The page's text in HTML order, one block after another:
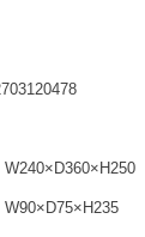
W240×D360×H250
W90×D75×H235